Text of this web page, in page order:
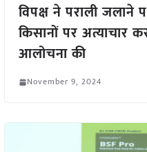
विपक्ष ने पराली जलाने
किसानों पर अत्याचार
आलोचना की
November 9, 2024